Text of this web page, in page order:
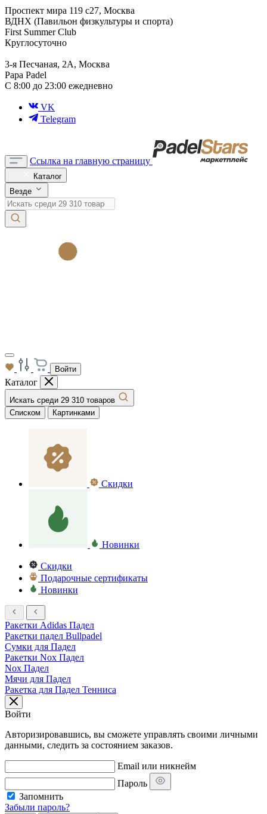
Проспект мира 119 с27, Москва
ВДНХ (Павильон физкультуры и спорта)
First Summer Club
Круглосуточно
3-я Песчаная, 2А, Москва
Papa Padel
С 8:00 до 23:00 ежедневно
VK
Telegram
Ссылка на главную страницу
Каталог
Везде
Войти
Каталог
Искать среди 29 310 товаров
Списком
Картинками
Скидки
Новинки
Скидки
Подарочные сертификаты
Новинки
Ракетки Adidas Падел
Ракетки падел Bullpadel
Сумки для Падел
Ракетки Nox Падел
Nox Падел
Мячи для Падел
Ракетка для Падел Тенниса
Войти
Авторизировавшись, вы сможете управлять своими личными
данными, следить за состоянием заказов.
Email или никнейм
Пароль
Запомнить
Забыли пароль?